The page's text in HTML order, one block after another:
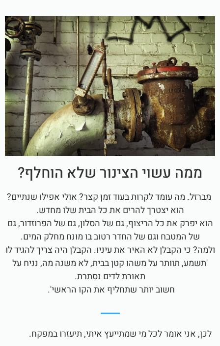
ממה עשוי הצינור שלא הוחלף?
מברזל. מה עומד לקרות בעוד זמן קצר? אולי אפילו שנתיים?
הוא יצטרך להרים את כל הבית שלו מחדש.
הוא יפרק את כל הריצוף, גם של הסלון, גם של הפרוזדור, גם
של המטבח וגם של החדר רטוב בו מונח מחלק המים.
ולמה? כי הקבלן לא האיר את עיניו. הקבלן היה צריך להגיד לו
'תשמע, תוותר על משהו קטן בבית, לא משנה מה, נניח על
תאורת לדים נסתרת.
חשוב יותר שתחליף את הקו הראשי'.
לכן, אני אומר לכל מי שמתייעץ איתי, תיעזרו במפקח.